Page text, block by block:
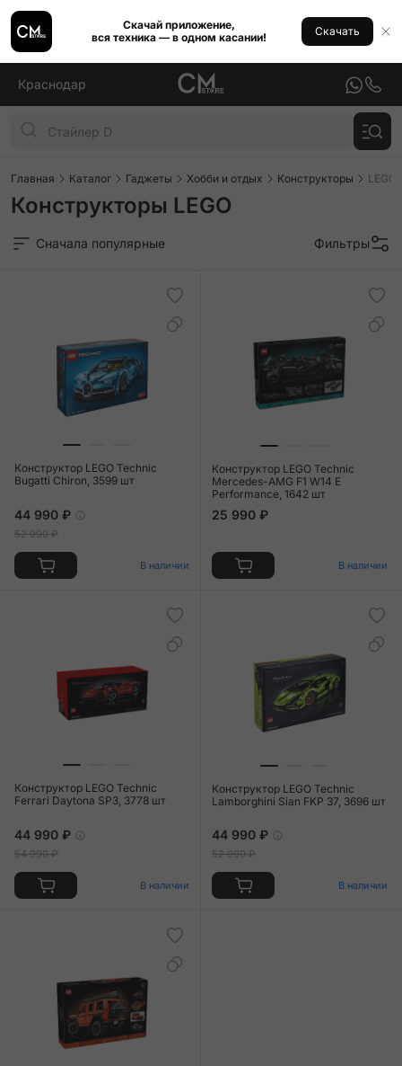
Скачай приложение,
вся техника — в одном касании!
Скачать
Краснодар
Главная Каталог Гаджеты Хобби и отдых Конструкторы LEGO
Конструкторы LEGO
Сначала популярные Фильтры
Конструктор LEGO Technic
Bugatti Chiron, 3599 шт
44 990 ₽
52 990 ₽
В наличии
Конструктор LEGO Technic
Mercedes-AMG F1 W14 E
Performance, 1642 шт
25 990 ₽
В наличии
Конструктор LEGO Technic
Ferrari Daytona SP3, 3778 шт
44 990 ₽
54 990 ₽
В наличии
Конструктор LEGO Technic
Lamborghini Sian FKP 37, 3696 шт
44 990 ₽
52 990 ₽
В наличии